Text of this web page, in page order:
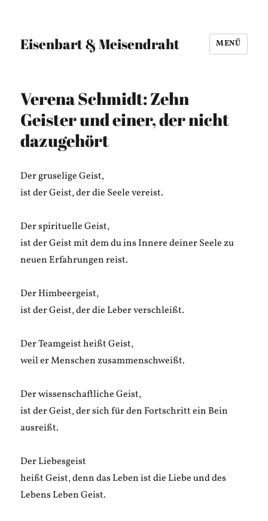
Eisenbart & Meisendraht MENÜ
Verena Schmidt: Zehn
Geister und einer, der nicht
dazugehört
Der gruselige Geist,
ist der Geist, der die Seele vereist.
Der spirituelle Geist,
ist der Geist mit dem du ins Innere deiner Seele zu
neuen Erfahrungen reist.
Der Himbeergeist,
ist der Geist, der die Leber verschleißt.
Der Teamgeist heißt Geist,
weil er Menschen zusammenschweißt.
Der wissenschaftliche Geist,
ist der Geist, der sich für den Fortschritt ein Bein
ausreißt.
Der Liebesgeist
heißt Geist, denn das Leben ist die Liebe und des
Lebens Leben Geist.